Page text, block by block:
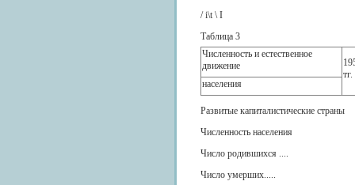
/ i\t \ I
Таблица 3
Численность и естественное
движение
тг.
населения
Развитые капиталистические страны
Численность населения
Число родившихся ....
Число умерших.....